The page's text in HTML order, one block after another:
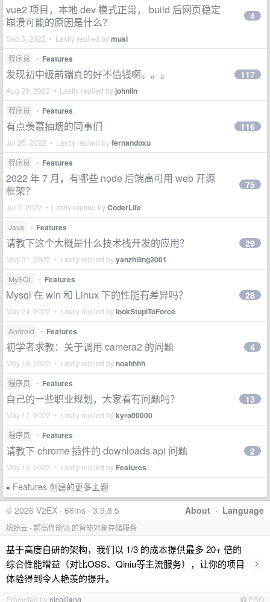
vue2 项目，本地 dev 模式正常， build 后网页稳定
崩溃可能的原因是什么？
Sep 3, 2022 • Lastly replied bymusi
4
程序员 • Features
发现初中级前端真的好不值钱啊。。。
Aug 20, 2022 • Lastly replied by johnlin
117
程序员 • Features
有点羡慕抽烟的同事们
Jul 25, 2022 • Lastly replied byfernandoxu
116
程序员 • Features
2022 年 7 月，有哪些 node 后端高可用 web 开源
框架？
Jul 7, 2022 • Lastly replied byCoderLife
75
Java • Features
请教下这个大概是什么技术栈开发的应用？
May 31, 2022 • Lastly replied byyanzhiling2001
29
MySQL • Features
Mysql 在 win 和 Linux 下的性能有差异吗？
May 24, 2022 • Lastly replied bylookStupiToForce
28
Android • Features
初学者求教：关于调用 camera2 的问题
May 19, 2022 • Lastly replied bynoahhhh
4
程序员 • Features
自己的一些职业规划，大家看有问题吗？
May 17, 2022 • Lastly replied bykyro00000
13
程序员 • Features
请教下 chrome 插件的 downloads api 问题
May 12, 2022 • Lastly replied by Features
2
» Features 创建的更多主题
About · Language
© 2026 V2EX · 66ms · 3.9.8.5
缤纷云 - 超高性能🚀 的智能对象存储服务
基于高度自研的架构，我们以 1/3 的成本提供最多 20+ 倍的
综合性能增益（对比OSS、Qiniu等主流服务），让你的项目
体验得到令人艳羡的提升。
›
Promoted by nicoljiang PRO